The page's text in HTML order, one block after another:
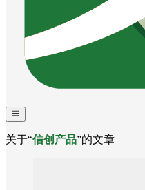
关于“信创产品”的文章